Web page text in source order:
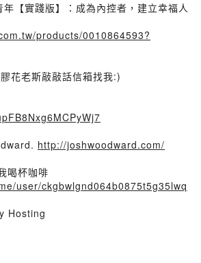
【實踐版】：成為內控者，建立幸福人
products/0010864593?
花老斯敲敲話信箱找我:)
http://joshwoodward.com/
喝杯咖啡
user/ckgbwlgnd064b0875t5g35lwq
Hosting